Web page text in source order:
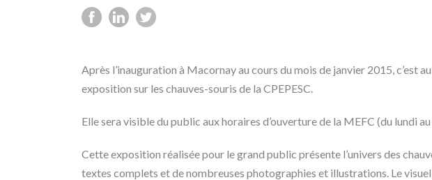
Après l’inauguration à Macornay au cours du mois de janvier 2015, c’est
exposition sur les chauves-souris de la CPEPESC.
Elle sera visible du public aux horaires d’ouverture de la MEFC (du lundi
Cette exposition réalisée pour le grand public présente l’univers des
textes complets et de nombreuses photographies et illustrations. Le